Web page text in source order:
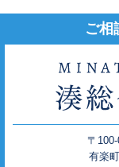
ご相
〒
有楽